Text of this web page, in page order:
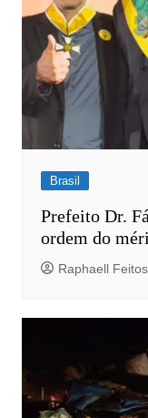
Brasil
Prefeito Dr.
ordem do
Raphaell